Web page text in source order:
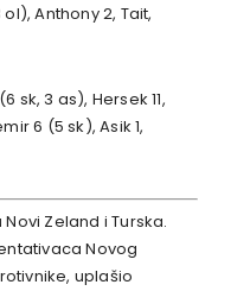
Anthony 2, Tait,
sk, 3 as), Hersek 11,
6 (5 sk), Asik 1,
Zeland i Turska.
Novog
uplašio